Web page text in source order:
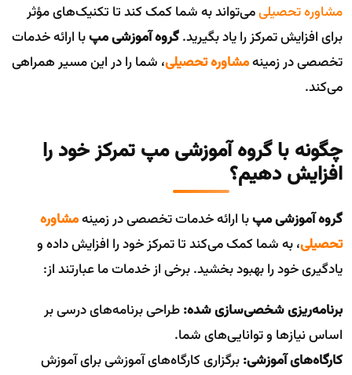
مشاوره تحصیلیمی‌تواند به شما کمک کند تا تکنیک‌های مؤثر
برای افزایش تمرکز را یاد بگیرید.گروه آموزشی مپبا ارائه خدمات
تخصصی در زمینهمشاوره تحصیلی، شما را در این مسیر همراهی
می‌کند.
چگونه با گروه آموزشی مپ تمرکز خود را
افزایش دهیم؟
گروه آموزشی مپبا ارائه خدمات تخصصی در زمینهمشاوره
تحصیلی، به شما کمک می‌کند تا تمرکز خود را افزایش داده و
یادگیری خود را بهبود بخشید. برخی از خدمات ما عبارتند از:
برنامه‌ریزی شخصی‌سازی شده:طراحی برنامه‌های درسی بر
اساس نیازها و توانایی‌های شما.
کارگاه‌های آموزشی:برگزاری کارگاه‌های آموزشی برای آموزش